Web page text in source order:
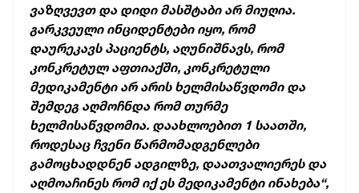
ვაზღვევთ და დიდი მასშტაბი არ მიუღია.
გარკვეული ინციდენტები იყო, რომ
დაურეკავს პაციენტს, აღუნიშნავს, რომ
კონკრეტულ აფთიაქში, კონკრეტული
მედიკამენტი არ არის ხელმისაწვდომი და
შემდეგ აღმოჩნდა რომ თურმე
ხელმისაწვდომია. დაახლოებით 1 საათში,
როდესაც ჩვენი წარმომადგენლები
გამოცხადდნენ ადგილზე, დაათვალიერეს და
აღმოაჩინეს რომ იქ ეს მედიკამენტი ინახება“,